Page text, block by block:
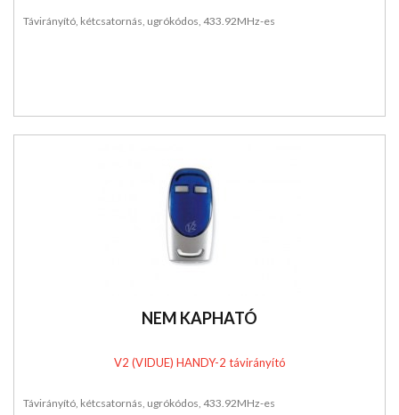
Távirányító, kétcsatornás, ugrókódos, 433.92MHz-es
NEM KAPHATÓ
V2 (VIDUE) HANDY-2 távirányító
Távirányító, kétcsatornás, ugrókódos, 433.92MHz-es